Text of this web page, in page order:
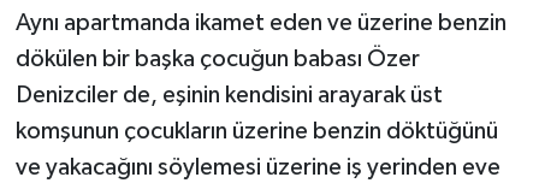
Aynı apartmanda ikamet eden ve üzerine benzin
dökülen bir başka çocuğun babası Özer
Denizciler de, eşinin kendisini arayarak üst
komşunun çocukların üzerine benzin döktüğünü
ve yakacağını söylemesi üzerine iş yerinden eve